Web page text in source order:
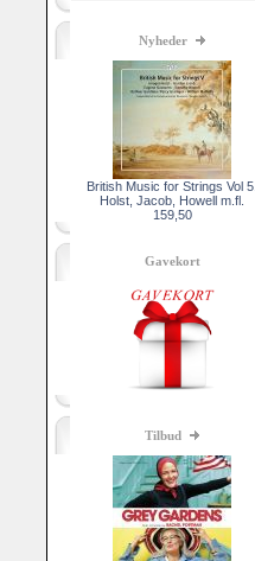
Nyheder
British Music for Strings Vol 5.
Holst, Jacob, Howell m.fl.
159,50
Gavekort
Tilbud